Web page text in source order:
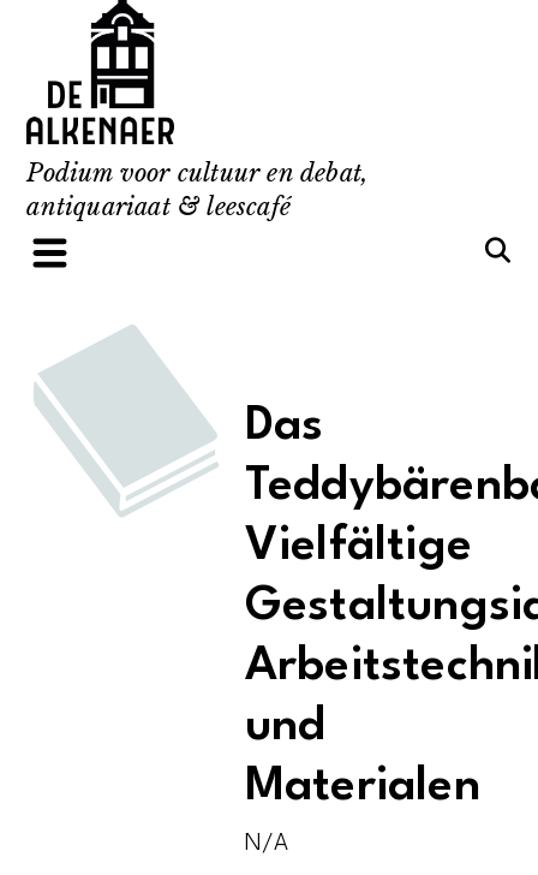
content
Podium voor cultuur en debat,
antiquariaat & leescafé
Das
Vielfältige
und
Materialen
N/A